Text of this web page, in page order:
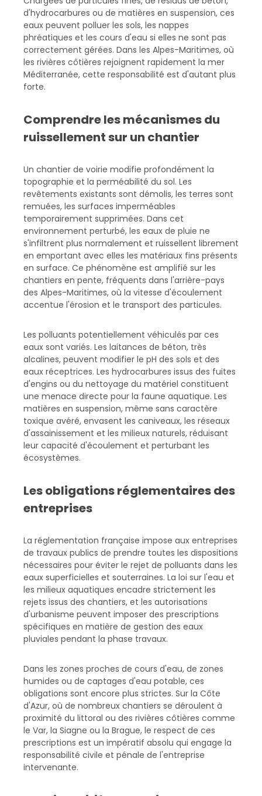
d'hydrocarbures ou de matières en suspension, ces
eaux peuvent polluer les sols, les nappes
phréatiques et les cours d'eau si elles ne sont pas
correctement gérées. Dans les Alpes-Maritimes, où
les rivières côtières rejoignent rapidement la mer
Méditerranée, cette responsabilité est d'autant plus
forte.
Comprendre les mécanismes du
ruissellement sur un chantier
Un chantier de voirie modifie profondément la
topographie et la perméabilité du sol. Les
revêtements existants sont démolis, les terres sont
remuées, les surfaces imperméables
temporairement supprimées. Dans cet
environnement perturbé, les eaux de pluie ne
s'infiltrent plus normalement et ruissellent librement
en emportant avec elles les matériaux fins présents
en surface. Ce phénomène est amplifié sur les
chantiers en pente, fréquents dans l'arrière-pays
des Alpes-Maritimes, où la vitesse d'écoulement
accentue l'érosion et le transport des particules.
Les polluants potentiellement véhiculés par ces
eaux sont variés. Les laitances de béton, très
alcalines, peuvent modifier le pH des sols et des
eaux réceptrices. Les hydrocarbures issus des fuites
d'engins ou du nettoyage du matériel constituent
une menace directe pour la faune aquatique. Les
matières en suspension, même sans caractère
toxique avéré, envasent les caniveaux, les réseaux
d'assainissement et les milieux naturels, réduisant
leur capacité d'écoulement et perturbant les
écosystèmes.
Les obligations réglementaires des
entreprises
La réglementation française impose aux entreprises
de travaux publics de prendre toutes les dispositions
nécessaires pour éviter le rejet de polluants dans les
eaux superficielles et souterraines. La loi sur l'eau et
les milieux aquatiques encadre strictement les
rejets issus des chantiers, et les autorisations
d'urbanisme peuvent imposer des prescriptions
spécifiques en matière de gestion des eaux
pluviales pendant la phase travaux.
Dans les zones proches de cours d'eau, de zones
humides ou de captages d'eau potable, ces
obligations sont encore plus strictes. Sur la Côte
d'Azur, où de nombreux chantiers se déroulent à
proximité du littoral ou des rivières côtières comme
le Var, la Siagne ou la Brague, le respect de ces
prescriptions est un impératif absolu qui engage la
responsabilité civile et pénale de l'entreprise
intervenante.